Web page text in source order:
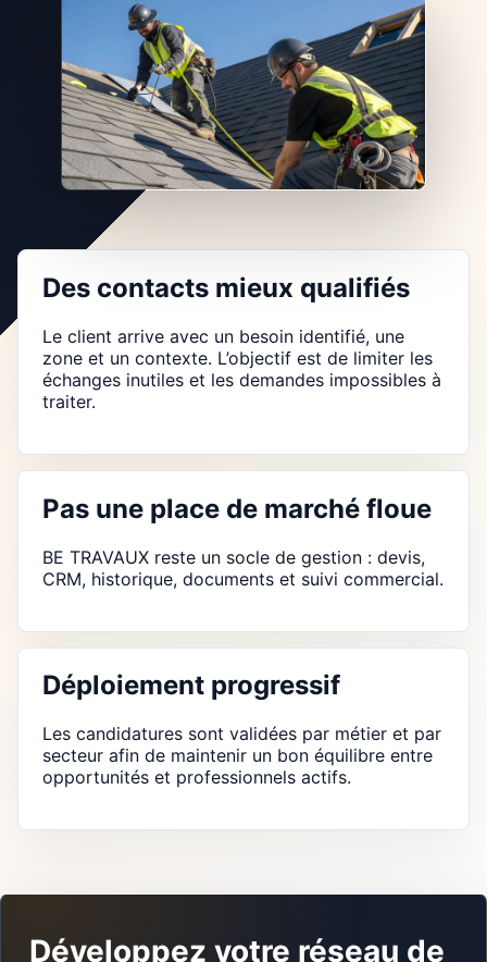
Des contacts mieux qualifiés
Le client arrive avec un besoin identifié, une
zone et un contexte. L’objectif est de limiter les
échanges inutiles et les demandes impossibles à
traiter.
Pas une place de marché floue
BE TRAVAUX reste un socle de gestion : devis,
CRM, historique, documents et suivi commercial.
Déploiement progressif
Les candidatures sont validées par métier et par
secteur afin de maintenir un bon équilibre entre
opportunités et professionnels actifs.
Développez votre réseau de